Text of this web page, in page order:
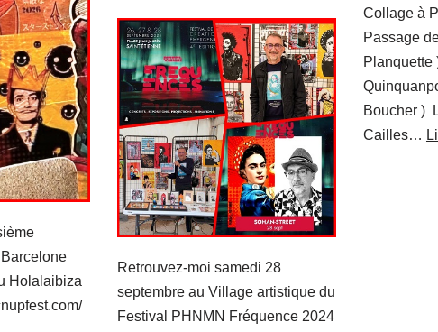
Holalaibiza
Retrouvez-moi samedi 28
septembre au Village artistique du
Festival PHNMN Fréquence 2024
Collage à
Passage
Boucher )
Cailles…